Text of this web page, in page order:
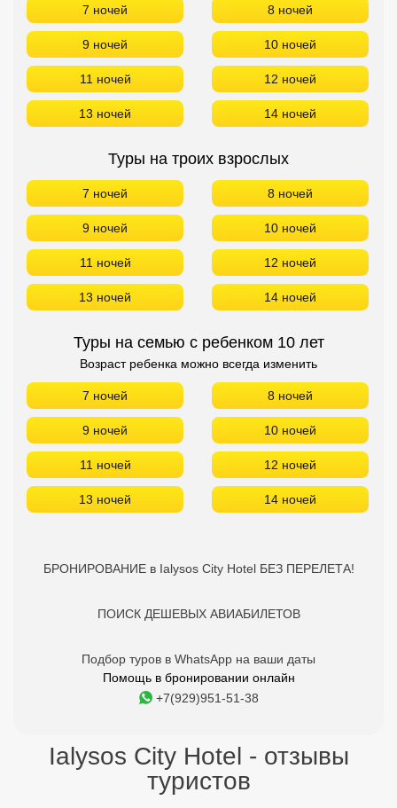
7 ночей 8 ночей
9 ночей 10 ночей
11 ночей 12 ночей
13 ночей 14 ночей
Туры на троих взрослых
7 ночей 8 ночей
9 ночей 10 ночей
11 ночей 12 ночей
13 ночей 14 ночей
Туры на семью с ребенком 10 лет
Возраст ребенка можно всегда изменить
7 ночей 8 ночей
9 ночей 10 ночей
11 ночей 12 ночей
13 ночей 14 ночей
БРОНИРОВАНИЕ в Ialysos City Hotel БЕЗ ПЕРЕЛЕТА!
ПОИСК ДЕШЕВЫХ АВИАБИЛЕТОВ
Подбор туров в WhatsApp на ваши даты
Помощь в бронировании онлайн
+7(929)951-51-38
Ialysos City Hotel - отзывы
туристов